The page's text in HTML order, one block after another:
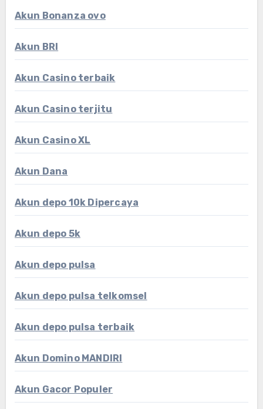
Akun Bonanza ovo
Akun BRI
Akun Casino terbaik
Akun Casino terjitu
Akun Casino XL
Akun Dana
Akun depo 10k Dipercaya
Akun depo 5k
Akun depo pulsa
Akun depo pulsa telkomsel
Akun depo pulsa terbaik
Akun Domino MANDIRI
Akun Gacor Populer